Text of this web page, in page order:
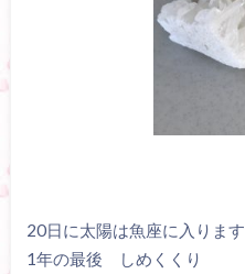
20日に太陽は魚座に入ります
1年の最後 しめくくり